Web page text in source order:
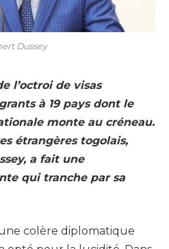
Dussey
l’octroi de visas
à 19 pays dont le
monte au créneau.
étrangères togolais,
a fait une
qui tranche par sa
colère diplomatique